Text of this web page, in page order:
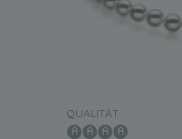
QUALITÄT: